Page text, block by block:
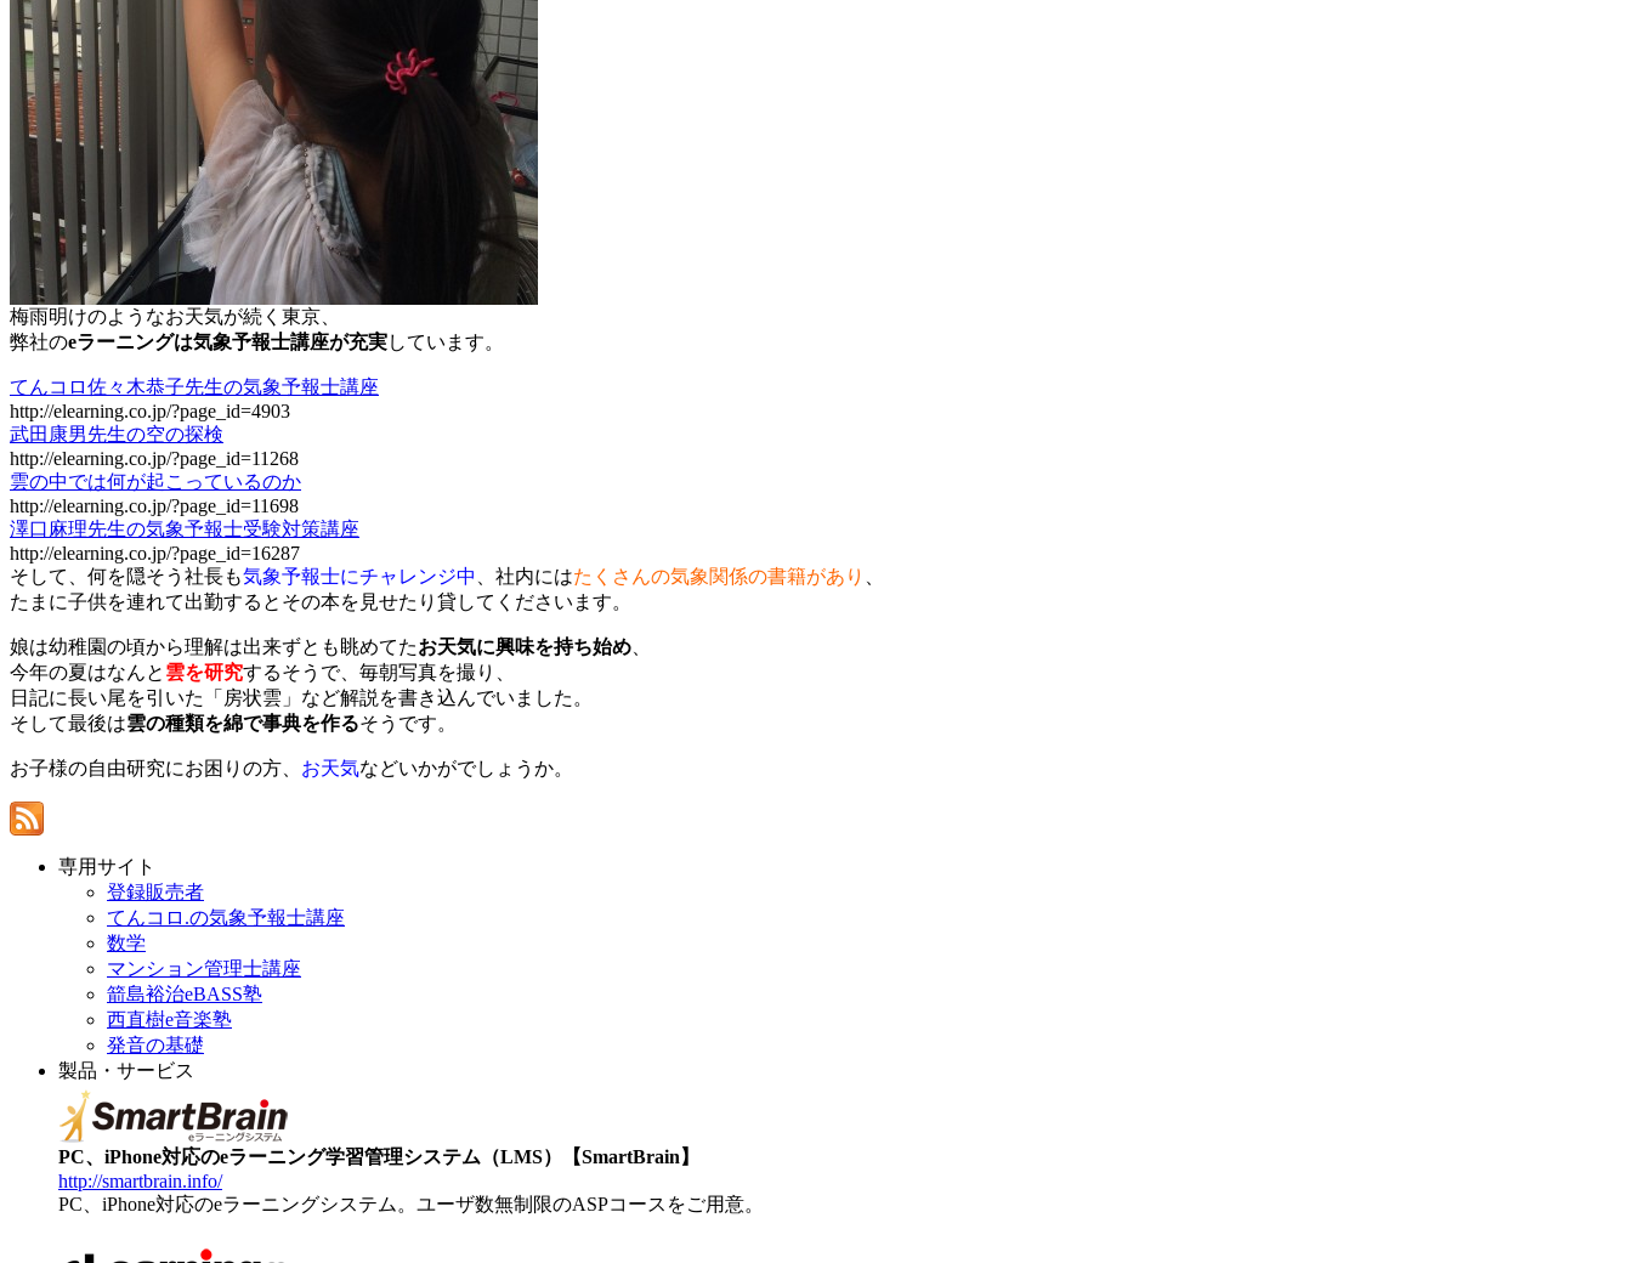
梅雨明けのようなお天気が続く東京、
弊社のeラーニングは気象予報士講座が充実しています。
てんコロ佐々木恭子先生の気象予報士講座
http://elearning.co.jp/?page_id=4903
武田康男先生の空の探検
http://elearning.co.jp/?page_id=11268
雲の中では何が起こっているのか
http://elearning.co.jp/?page_id=11698
澤口麻理先生の気象予報士受験対策講座
http://elearning.co.jp/?page_id=16287
そして、何を隠そう社長も気象予報士にチャレンジ中 、社内にはたくさんの気象関係の書籍があり
たまに子供を連れて出勤するとその本を見せたり貸してくださいます。
娘は幼稚園の頃から理解は出来ずとも眺めてたお天気に興味を持ち始め
今年の夏はなんと 雲を研究するそうで、毎朝写真を撮り、
日記に長い尾を引いた「房状雲」など解説を書き込んでいました。
そして最後は雲の種類を綿で事典を作るそうです。
お子様の自由研究にお困りの方、 お天気などいかがでしょうか。
専用サイト
登録販売者
てんコロ.の気象予報士講座
数学
マンション管理士講座
箭島裕治eBASS塾
西直樹e音楽塾
発音の基礎
製品・サービス
PC、iPhone対応のeラーニング学習管理システム（LMS）【SmartBrain】
http://smartbrain.info/
PC、iPhone対応のeラーニングシステム。ユーザ数無制限のASPコースをご用意。